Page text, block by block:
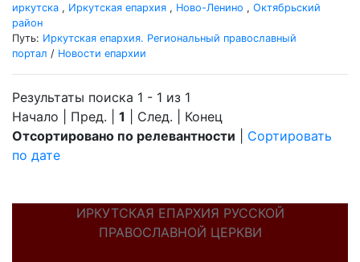
иркутска , Иркутская епархия , Ново-Ленино , Октябрьский
район
Путь: Иркутская епархия. Региональный православный
портал / Новости епархии
Результаты поиска 1 - 1 из 1
Начало | Пред. | 1 | След. | Конец
Отсортировано по релевантности
Сортировать
по дате
ИРКУТСКАЯ ЕПАРХИЯ РУССКОЙ
ПРАВОСЛАВНОЙ ЦЕРКВИ